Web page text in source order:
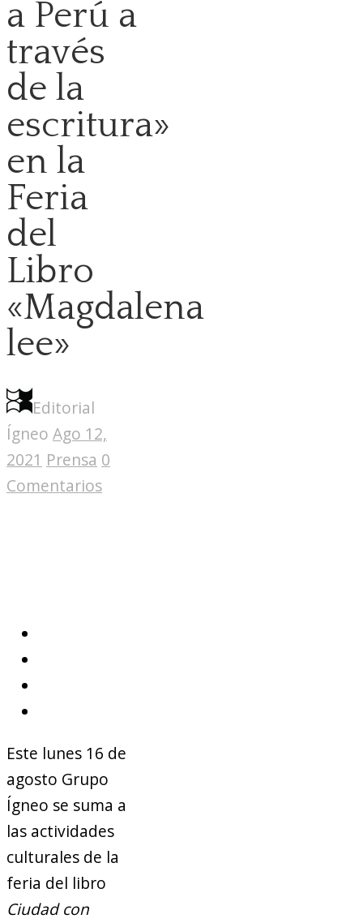
a Perú a
través
de la
escritura»
en la
Feria
del
Libro
«Magdalena
lee»
Editorial
Ígneo Ago 12,
2021 Prensa 0
Comentarios
Este lunes 16 de
agosto Grupo
Ígneo se suma a
las actividades
culturales de la
feria del libro
Ciudad con